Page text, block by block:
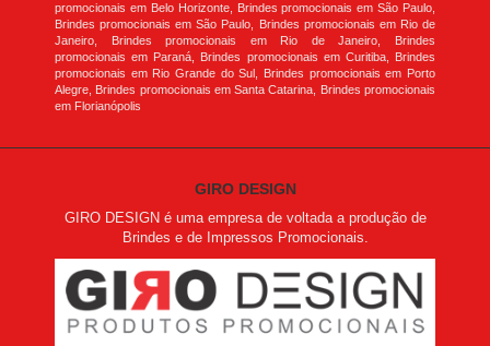
promocionais em Belo Horizonte, Brindes promocionais em São Paulo,
Brindes promocionais em São Paulo, Brindes promocionais em Rio de
Janeiro, Brindes promocionais em Rio de Janeiro, Brindes
promocionais em Paraná, Brindes promocionais em Curitiba, Brindes
promocionais em Rio Grande do Sul, Brindes promocionais em Porto
Alegre, Brindes promocionais em Santa Catarina, Brindes promocionais
em Florianópolis
GIRO DESIGN
GIRO DESIGN é uma empresa de voltada a produção de
Brindes e de Impressos Promocionais.